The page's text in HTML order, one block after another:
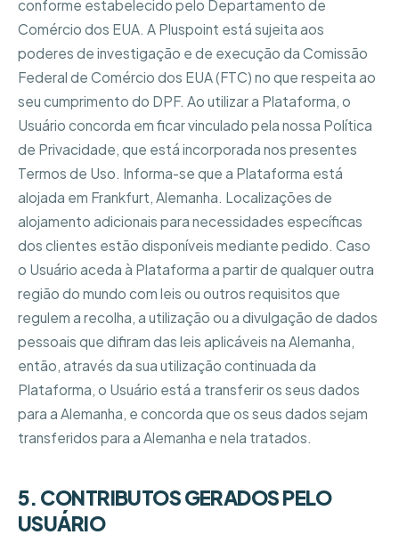
conforme estabelecido pelo Departamento de
Comércio dos EUA. A Pluspoint está sujeita aos
poderes de investigação e de execução da Comissão
Federal de Comércio dos EUA (FTC) no que respeita ao
seu cumprimento do DPF. Ao utilizar a Plataforma, o
Usuário concorda em ficar vinculado pela nossa Política
de Privacidade, que está incorporada nos presentes
Termos de Uso. Informa-se que a Plataforma está
alojada em Frankfurt, Alemanha. Localizações de
alojamento adicionais para necessidades específicas
dos clientes estão disponíveis mediante pedido. Caso
o Usuário aceda à Plataforma a partir de qualquer outra
região do mundo com leis ou outros requisitos que
regulem a recolha, a utilização ou a divulgação de dados
pessoais que difiram das leis aplicáveis na Alemanha,
então, através da sua utilização continuada da
Plataforma, o Usuário está a transferir os seus dados
para a Alemanha, e concorda que os seus dados sejam
transferidos para a Alemanha e nela tratados.
5. CONTRIBUTOS GERADOS PELO
USUÁRIO